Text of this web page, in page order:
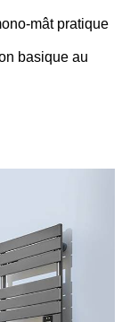
mât pratique
basique au